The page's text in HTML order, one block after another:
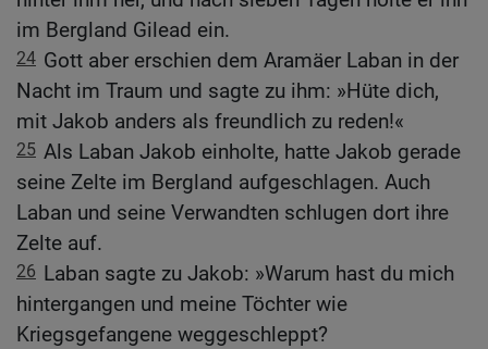
im Bergland Gilead ein.
24 Gott aber erschien dem Aramäer Laban in der
Nacht im Traum und sagte zu ihm: »Hüte dich,
mit Jakob anders als freundlich zu reden!«
25 Als Laban Jakob einholte, hatte Jakob gerade
seine Zelte im Bergland aufgeschlagen. Auch
Laban und seine Verwandten schlugen dort ihre
Zelte auf.
26 Laban sagte zu Jakob: »Warum hast du mich
hintergangen und meine Töchter wie
Kriegsgefangene weggeschleppt?